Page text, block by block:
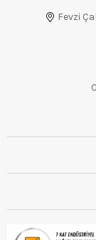
Fevzi